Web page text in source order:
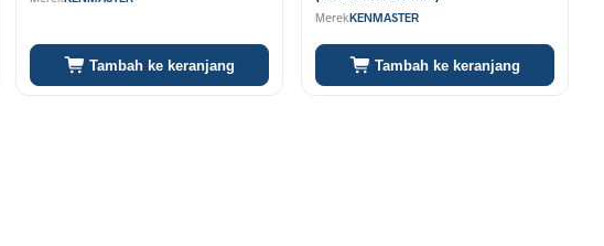
Tambah ke keranjang
MerekKENMASTER
Tambah ke keranjang